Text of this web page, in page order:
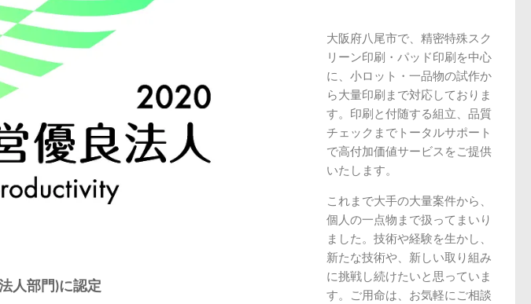
人部門)に認定
大阪府八尾市で、精密特殊スク
リーン印刷・パッド印刷を中心
に、小ロット・一品物の試作か
ら大量印刷まで対応しておりま
す。印刷と付随する組立、品質
チェックまでトータルサポート
で高付加価値サービスをご提供
いたします。
これまで大手の大量案件から、
個人の一点物まで扱ってまいり
ました。技術や経験を生かし、
新たな技術や、新しい取り組み
に挑戦し続けたいと思っていま
す。ご用命は、お気軽にご相談